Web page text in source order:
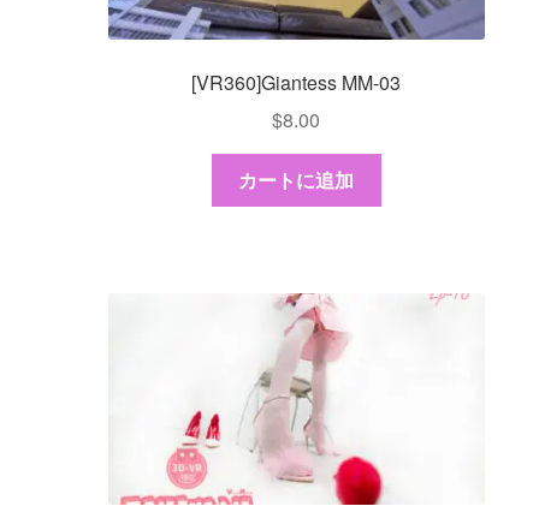
I’m 10 cm
メッセージ[VR360]Giantess MM-03
$8.00
カートに追加